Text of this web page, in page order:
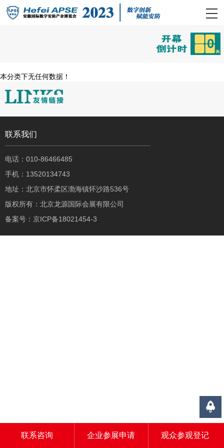
0
本分类下无任何数据！
联系我们
电话：010-86466485
手机：13520134743
地址：北京市怀柔区渤海镇怀沙路536号
版权所有：北京龙源国际会展有限公司
备案号： 京ICP备18021454-3
联系咨询 企业参展申请 观众参观登记